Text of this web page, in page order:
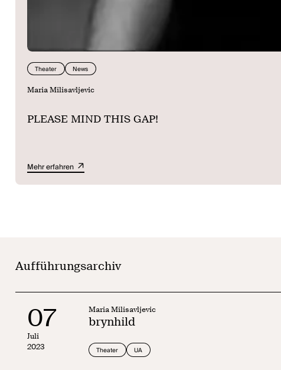
Theater News
Maria Milisavljevic
PLEASE MIND THIS GAP!
Mehr erfahren
Aufführungsarchiv
07
Juli
2023
Maria Milisavljevic
brynhild
Theater UA